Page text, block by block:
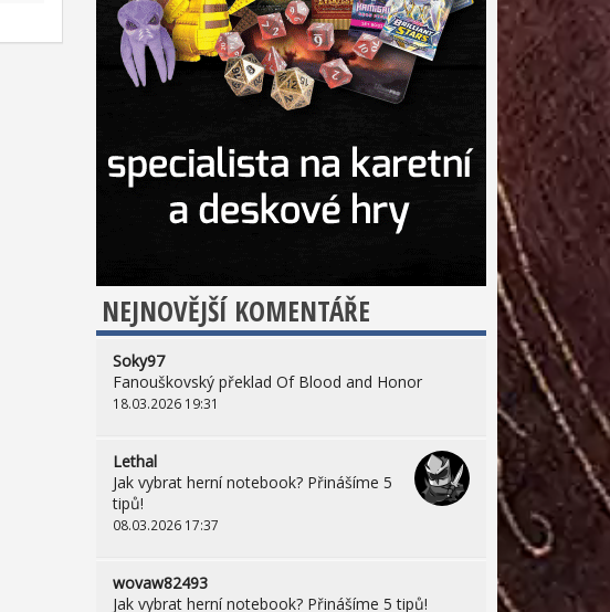
NEJNOVĚJŠÍ KOMENTÁŘE
Soky97
Fanouškovský překlad Of Blood and Honor
18.03.2026 19:31
Lethal
Jak vybrat herní notebook? Přinášíme 5
tipů!
08.03.2026 17:37
wovaw82493
Jak vybrat herní notebook? Přinášíme 5 tipů!